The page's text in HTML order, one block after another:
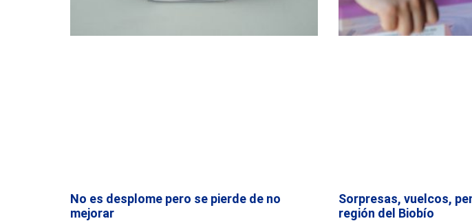
No es desplome pero se pierde de no
mejorar
Sorpresas, vuelcos,
región del Biobío